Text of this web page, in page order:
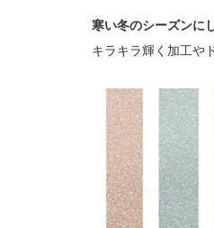
寒い冬のシーズンに
キラキラ輝く加工や